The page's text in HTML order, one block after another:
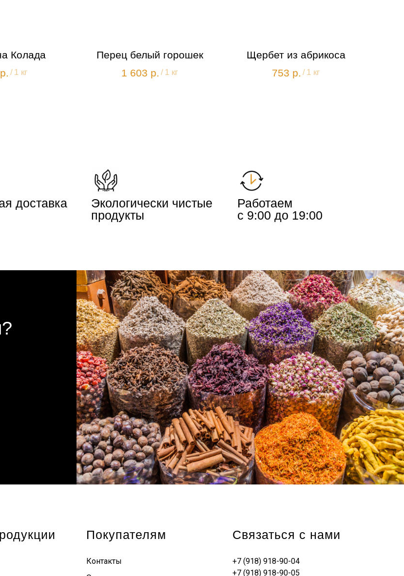
Колада
р. / 1 кг
Перец белый горошек
1 603 р. / 1 кг
Щербет из абрикоса
753 р. / 1 кг
доставка
Экологически чистые
продукты
Работаем
с 9:00 до 19:00
Покупателям
Контакты
Связаться с нами
+7 (918) 918-90-04
+7 (918) 918-90-05